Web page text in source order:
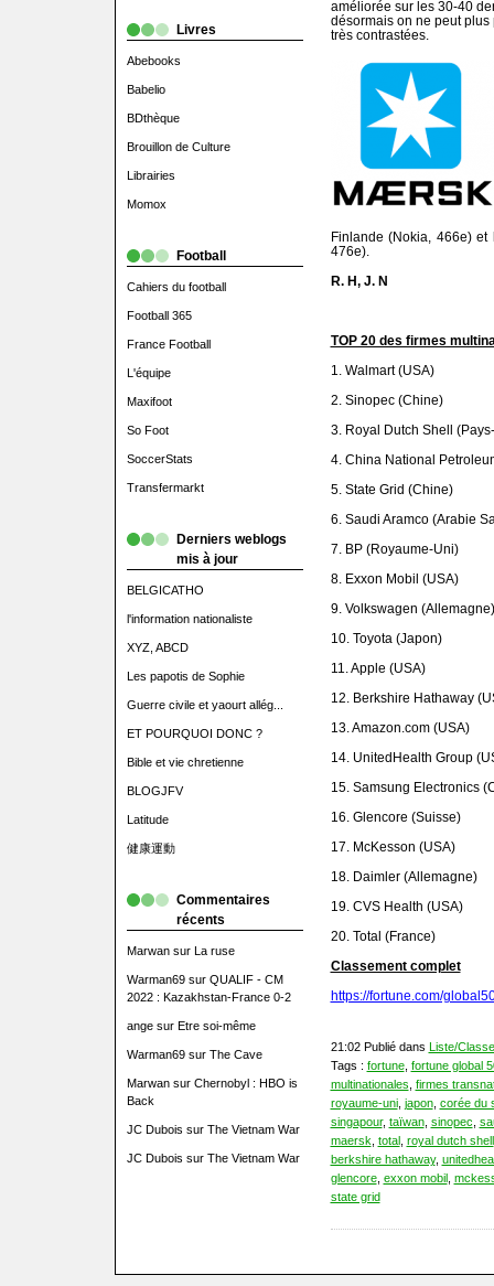
Livres
Abebooks
Babelio
BDthèque
Brouillon de Culture
Librairies
Momox
Football
Cahiers du football
Football 365
France Football
L'équipe
Maxifoot
So Foot
SoccerStats
Transfermarkt
Derniers weblogs
mis à jour
BELGICATHO
l'information nationaliste
XYZ, ABCD
Les papotis de Sophie
Guerre civile et yaourt allég...
ET POURQUOI DONC ?
Bible et vie chretienne
BLOGJFV
Latitude
健康運動
Commentaires
récents
Marwansur La ruse
Warman69sur QUALIF - CM
2022 : Kazakhstan-France 0-2
angesur Etre soi-même
Warman69sur The Cave
Marwansur Chernobyl : HBO is
Back
JC Dubois sur The Vietnam War
JC Dubois sur The Vietnam War
améliorée sur les 30-40
désormais on ne peut
très contrastées.
Finlande (Nokia, 466e) et
476e).
R. H, J. N
TOP 20 des firmes
1. Walmart (USA)
2. Sinopec (Chine)
3. Royal Dutch Shell
4. China National
5. State Grid (Chine)
6. Saudi Aramco (Arabie
7. BP (Royaume-Uni)
8. Exxon Mobil (USA)
9. Volkswagen (Allemagne)
10. Toyota (Japon)
11. Apple (USA)
12. Berkshire Hathaway
13. Amazon.com (USA)
14. UnitedHealth Group
15. Samsung Electronics
16. Glencore (Suisse)
17. McKesson (USA)
18. Daimler (Allemagne)
19. CVS Health (USA)
20. Total (France)
Classement complet
https://fortune.com/
21:02 Publié dans Liste/
Tags : fortune, fortune global
multinationales firmes
royaume-uni, japon, corée du
singapour, taïwan, sinopec
maersk total, royal dutch shell
berkshire hathaway,
glencore, exxon mobil,
state grid